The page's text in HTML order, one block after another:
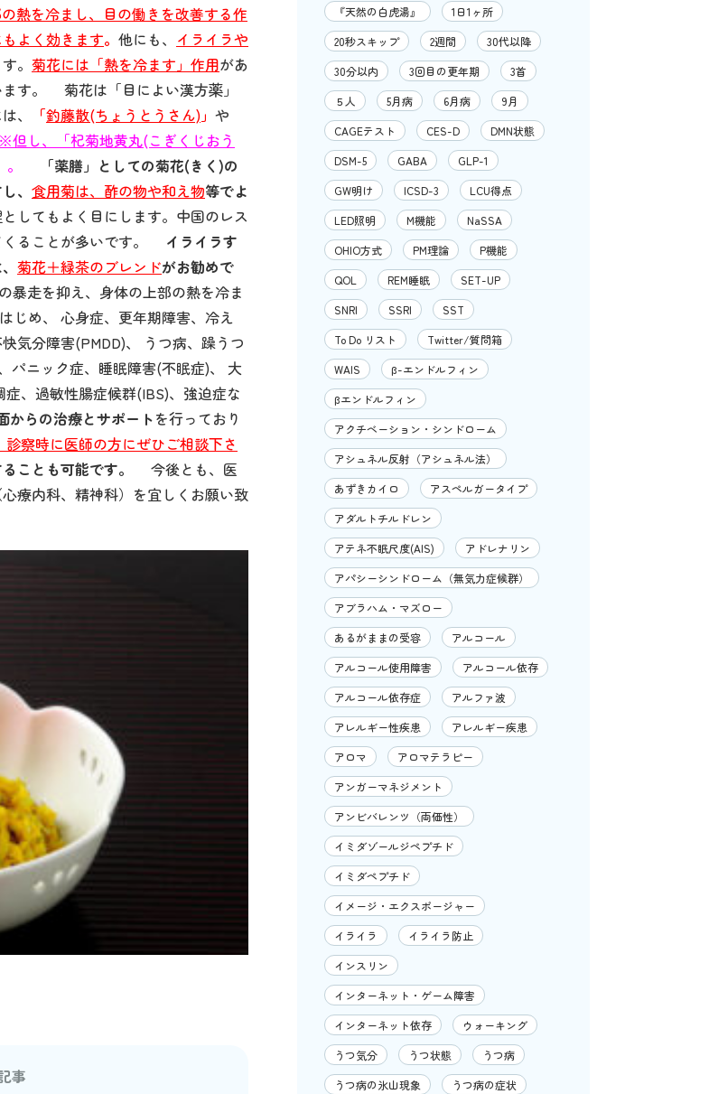
熱を冷まし、目の働きを改善する作
よく効きます。 他にも、 イライラや
。 菊花には「熱を冷ます」作用があ
ます。 菊花は「目によい漢方薬」
、
「釣藤散(ちょうとうさん)」 や
※但し、「杞菊地黄丸(こぎくじおう
。
「薬膳」としての菊花(きく)の
、 食用菊は、酢の物や和え物等でよ
してもよく目にします。中国のレス
くることが多いです。 イライラす
菊花＋緑茶のブレンドがお勧めで
暴走を抑え、身体の上部の熱を冷ま
じめ、 心身症、更年期障害、冷え
気分障害(PMDD)、 うつ病、躁うつ
パニック症、睡眠障害(不眠症)、 大
、過敏性腸症候群(IBS)、強迫症な
からの治療とサポートを行っており
察時に医師の方にぜひご相談下さ
ことも可能です。
今後とも、医
療内科、精神科）を宜しくお願い致
事
『天然の白虎湯』
1日1ヶ所
20秒スキップ
2週間
30代以降
30分以内
3回目の更年期
3首
５人
5月病 6月病
9月
CAGEテスト
CES-D
DMN状態
DSM-5
GABA
GLP-1
GW明け
ICSD-3
LCU得点
LED照明
M機能
NaSSA
OHIO方式
PM理論
P機能
QOL
REM睡眠
SET-UP
SNRI
SSRI
SST
To Do リスト
Twitter/質問箱
WAIS
β-エンドルフィン
βエンドルフィン
アクチベーション・シンドローム
アシュネル反射（アシュネル法）
あずきカイロ
アスペルガータイプ
アダルトチルドレン
アテネ不眠尺度(AIS)
アドレナリン
アパシーシンドローム（無気力症候群）
アブラハム・マズロー
あるがままの受容
アルコール
アルコール使用障害
アルコール依存
アルコール依存症
アルファ波
アレルギー性疾患
アレルギー疾患
アロマ
アロマテラピー
アンガーマネジメント
アンビバレンツ（両価性）
イミダゾールジペプチド
イミダペプチド
イメージ・エクスポージャー
イライラ
イライラ防止
インスリン
インターネット・ゲーム障害
インターネット依存
ウォーキング
うつ気分
うつ状態
うつ病
うつ病の氷山現象
うつ病の症状